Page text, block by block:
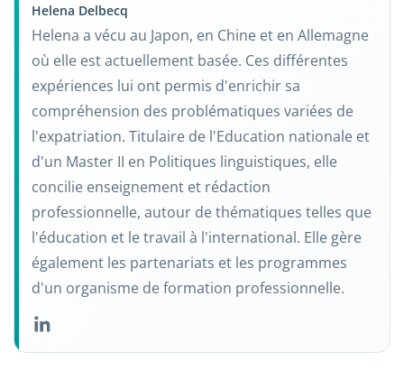
Helena Delbecq
Helena a vécu au Japon, en Chine et en Allemagne
où elle est actuellement basée. Ces différentes
expériences lui ont permis d'enrichir sa
compréhension des problématiques variées de
l'expatriation. Titulaire de l'Education nationale et
d'un Master II en Politiques linguistiques, elle
concilie enseignement et rédaction
professionnelle, autour de thématiques telles que
l'éducation et le travail à l'international. Elle gère
également les partenariats et les programmes
d'un organisme de formation professionnelle.